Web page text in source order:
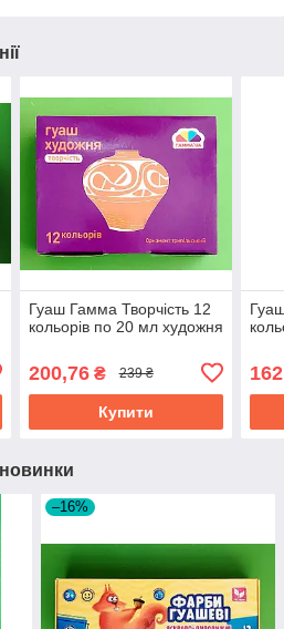
Гуаш Гамма Творчість 12
кольорів по 20 мл художня
200,76₴ 239 ₴
Купити
новинки
–16%